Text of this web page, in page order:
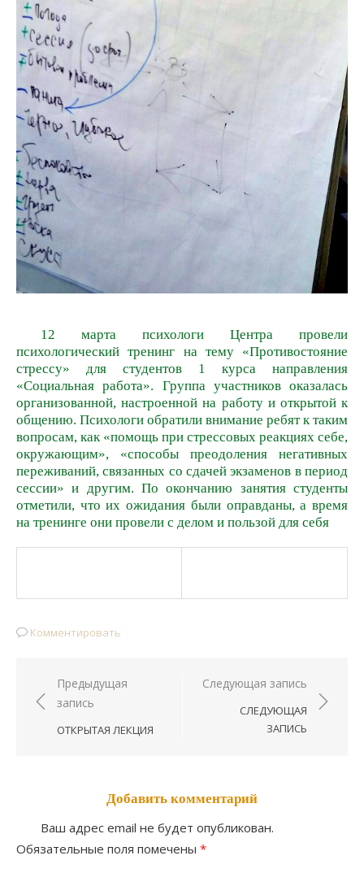
12 марта психологи Центра провели
психологический тренинг на тему «Противостояние
стрессу» для студентов 1 курса направления
«Социальная работа». Группа участников оказалась
организованной, настроенной на работу и открытой к
общению. Психологи обратили внимание ребят к таким
вопросам, как «помощь при стрессовых реакциях себе,
окружающим», «способы преодоления негативных
переживаний, связанных со сдачей экзаменов в период
сессии» и другим. По окончанию занятия студенты
отметили, что их ожидания были оправданы, а время
на тренинге они провели с делом и пользой для себя
Комментировать
Навигация
записям
Предыдущая
запись
ОТКРЫТАЯ ЛЕКЦИЯ
Следующая запись
СЛЕДУЮЩАЯ
ЗАПИСЬ
Добавить комментарий
Ваш адрес email не будет опубликован.
Обязательные поля помечены *